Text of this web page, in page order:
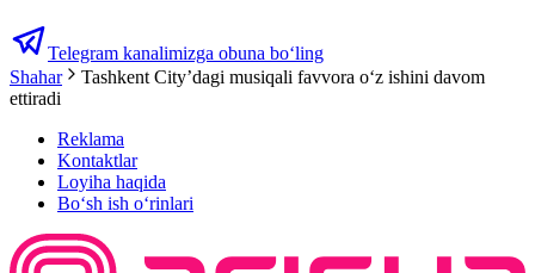
Telegram kanalimizga obuna bo‘ling
Shahar
Tashkent City’dagi musiqali favvora o‘z ishini davom
ettiradi
Reklama
Kontaktlar
Loyiha haqida
Bo‘sh ish o‘rinlari